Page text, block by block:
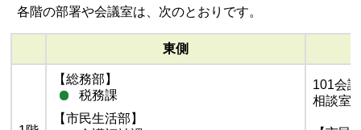
各階の部署や会議室は、次のとおりです。
東側
【総務部】
税務課
【市民生活部】
101会
相談室